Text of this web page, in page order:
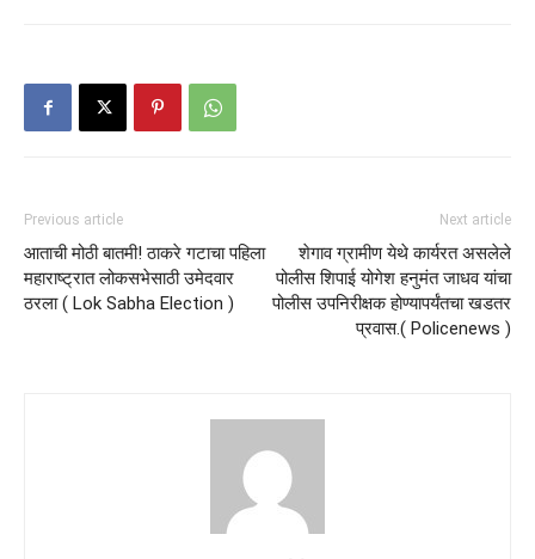
Previous article
आताची मोठी बातमी! ठाकरे गटाचा पहिला
महाराष्ट्रात लोकसभेसाठी उमेदवार
ठरला ( Lok Sabha Election )
Next article
शेगाव ग्रामीण येथे कार्यरत असलेले
पोलीस शिपाई योगेश हनुमंत जाधव यांचा
पोलीस उपनिरीक्षक होण्यापर्यंतचा खडतर
प्रवास.( Policenews )